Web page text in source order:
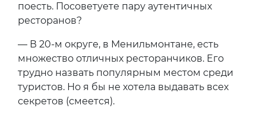
поесть. Посоветуете пару аутентичных
ресторанов?
— В 20-м округе, в Менильмонтане, есть
множество отличных ресторанчиков. Его
трудно назвать популярным местом среди
туристов. Но я бы не хотела выдавать всех
секретов (смеется).